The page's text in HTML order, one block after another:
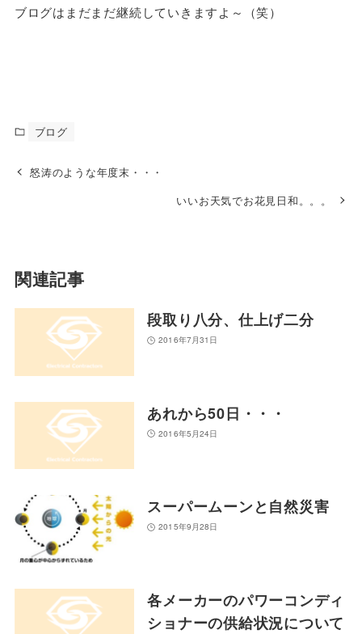
ブログはまだまだ継続していきますよ～（笑）
ブログ
怒涛のような年度末・・・
いいお天気でお花見日和。。。
関連記事
段取り八分、仕上げ二分
2016年7月31日
あれから50日・・・
2016年5月24日
スーパームーンと自然災害
2015年9月28日
各メーカーのパワーコンディ
ショナーの供給状況について